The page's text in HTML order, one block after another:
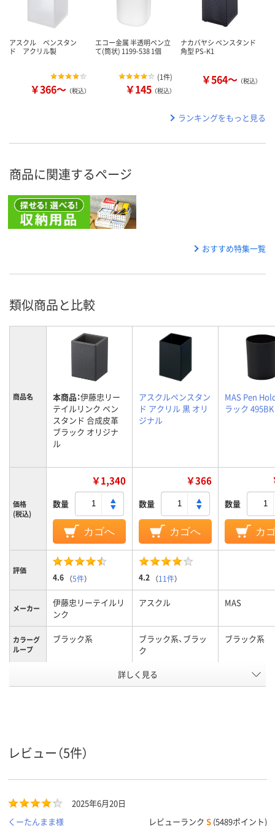
アスクル ペンスタン
ド アクリル製
￥366～ （税込）
エコー金属 半透明ペン立
て(筒状) 1199-538 1個
(1件)
￥145 （税込）
ナカバヤシ ペンスタンド
角型 PS-K1
￥564～ （税込）
ランキングをもっと見る
商品に関連するページ
おすすめ特集一覧
類似商品と比較
商品名 本商品：伊藤忠リー
テイルリンク ペン
スタンド 合成皮革
ブラック オリジナ
ル
アスクルペンスタン
ド アクリル 黒 オリ
ジナル
MAS Pen
ラック
価格
(税込)
￥1,340
数量
カゴへ
￥366
数量
カゴへ
数量
カ
評価
4.6 （5件） 4.2 （11件）
メーカー
伊藤忠リーテイルリ
ンク
アスクル MAS
カラーグ
ループ
ブラック系
ブラック系、ブラッ
ク
ブラック系
40 16
詳しく見る
レビュー（5件）
2025年6月20日
くーたんまま様
レビューランク S (5489ポイント)